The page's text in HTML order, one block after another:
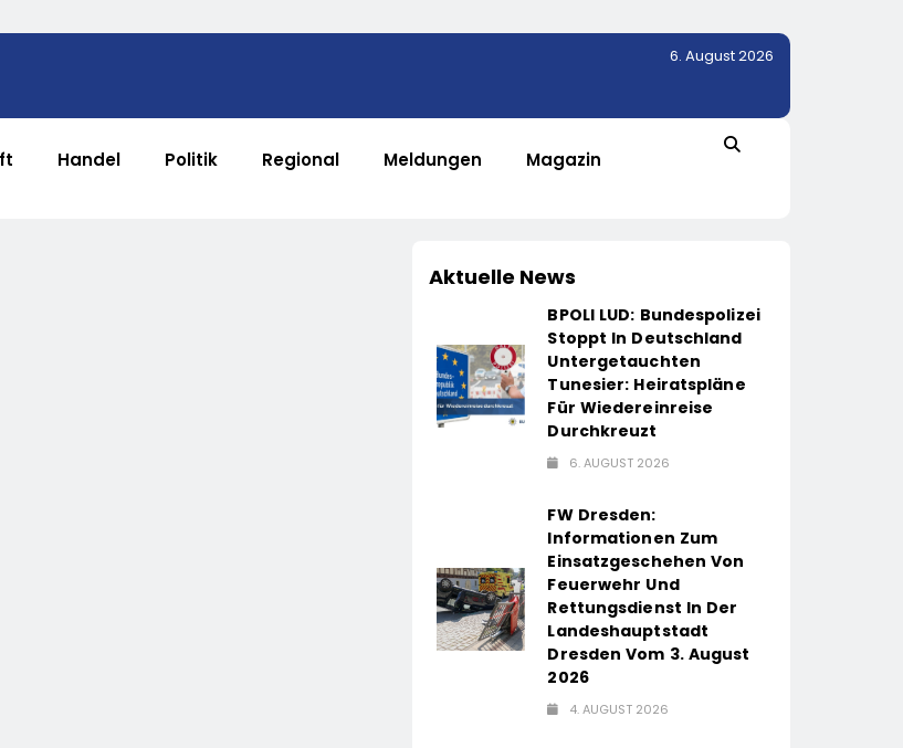
6. August 2026
Handel Politik Regional Meldungen Magazin
Aktuelle News
BPOLI LUD: Bundespolizei
Stoppt In Deutschland
Untergetauchten
Tunesier: Heiratspläne
Für Wiedereinreise
Durchkreuzt
6. AUGUST 2026
FW Dresden:
Informationen Zum
Einsatzgeschehen Von
Feuerwehr Und
Rettungsdienst In Der
Landeshauptstadt
Dresden Vom 3. August
2026
4. AUGUST 2026